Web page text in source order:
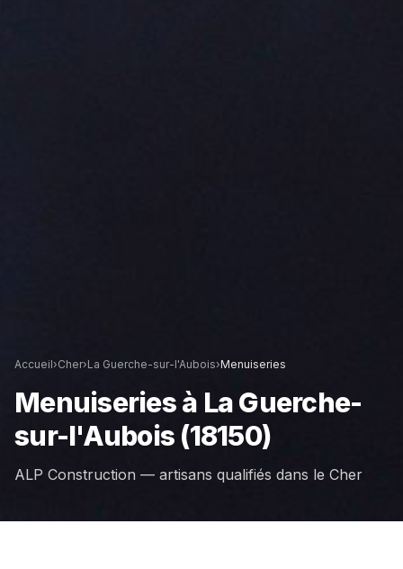
Accueil›Cher›La Guerche-sur-l'Aubois›Menuiseries
Menuiseriesà La Guerche-
sur-l'Aubois (18150)
ALP Construction — artisans qualifiés dans le Cher